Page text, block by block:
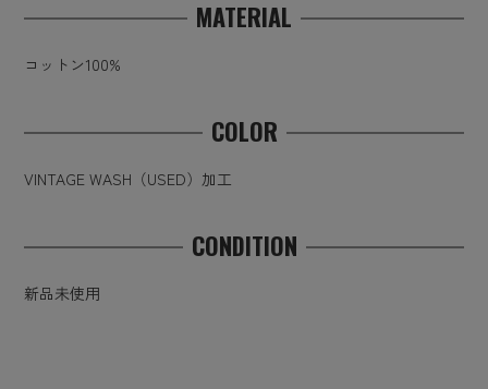
MATERIAL
コットン100%
COLOR
VINTAGE WASH（USED）加工
CONDITION
新品未使用